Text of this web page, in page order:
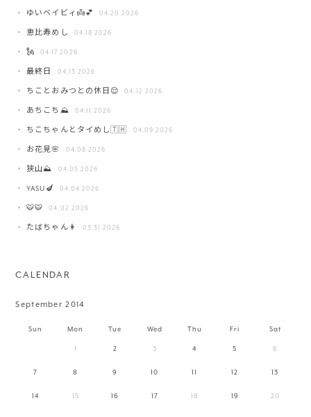
ゆいベイビィ👼💕 04.20 2026
恵比寿めし 04.18 2026
🗽 04.17 2026
最終日 04.13 2026
ちことおみつとの休日😌 04.12 2026
あちこち⛰️ 04.11 2026
ちこちゃんとタイめし🇹🇭 04.09 2026
お花見🌸 04.08 2026
狭山⛰️ 04.05 2026
YASU🍆 04.04 2026
🐯🐯 04.02 2026
たばちゃん👩 03.31 2026
CALENDAR
September 2014
Sun Mon Tue Wed Thu Fri Sat
1 2 3 4 5 6
7 8 9 10 11 12 13
14 15 16 17 18 19 20